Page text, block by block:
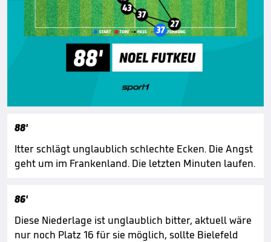
88'
Itter schlägt unglaublich schlechte Ecken. Die Angst
geht um im Frankenland. Die letzten Minuten laufen.
86'
Diese Niederlage ist unglaublich bitter, aktuell wäre
nur noch Platz 16 für sie möglich, sollte Bielefeld